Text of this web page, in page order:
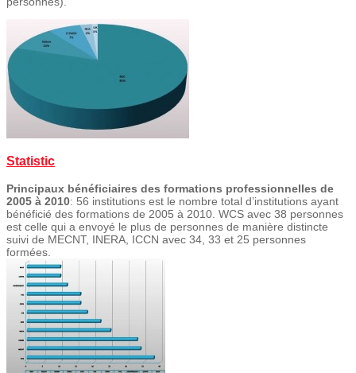
Statistic
Principaux bénéficiaires des formations professionnelles de
2005 à 2010: 56 institutions est le nombre total d’institutions ayant
bénéficié des formations de 2005 à 2010. WCS avec 38 personnes
est celle qui a envoyé le plus de personnes de manière distincte
suivi de MECNT, INERA, ICCN avec 34, 33 et 25 personnes
formées.